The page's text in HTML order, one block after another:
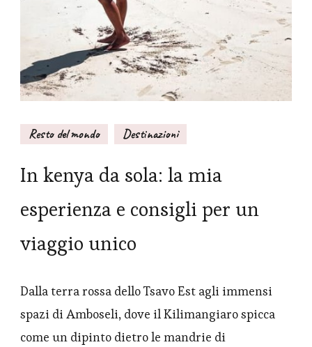
Resto del mondo Destinazioni
In kenya da sola: la mia
esperienza e consigli per un
viaggio unico
Dalla terra rossa dello Tsavo Est agli immensi
spazi di Amboseli, dove il Kilimangiaro spicca
come un dipinto dietro le mandrie di